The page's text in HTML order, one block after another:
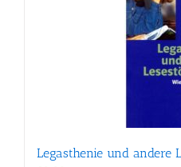
Legasthenie und andere